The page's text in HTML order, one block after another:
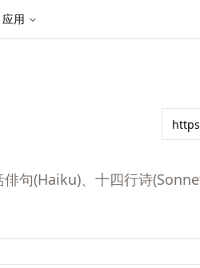
用
句(Haiku)、十四行诗